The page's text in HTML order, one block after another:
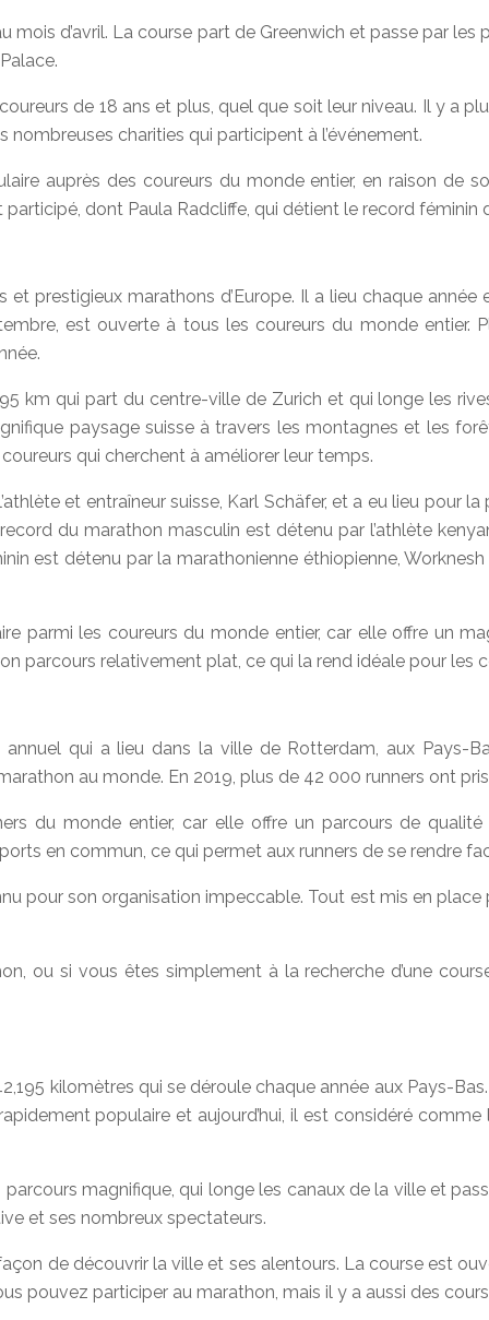
mois d’avril. La course part de Greenwich et passe par
de 18 ans et plus, quel que soit leur niveau. Il y a
nombreuses charities qui participent à l’événement.
auprès des coureurs du monde entier, en raison de
dont Paula Radcliffe, qui détient le record féminin
prestigieux marathons d’Europe. Il a lieu chaque
est ouverte à tous les coureurs du monde entier.
km qui part du centre-ville de Zurich et qui longe les
paysage suisse à travers les montagnes et les
qui cherchent à améliorer leur temps.
et entraîneur suisse, Karl Schäfer, et a eu lieu pour
du marathon masculin est détenu par l’athlète
est détenu par la marathonienne éthiopienne,
parmi les coureurs du monde entier, car elle offre un
parcours relativement plat, ce qui la rend idéale pour les
qui a lieu dans la ville de Rotterdam, aux Pays-
au monde. En 2019, plus de 42 000 runners ont
du monde entier, car elle offre un parcours de
en commun, ce qui permet aux runners de se rendre
pour son organisation impeccable. Tout est mis en
ou si vous êtes simplement à la recherche d’une
kilomètres qui se déroule chaque année aux Pays-
populaire et aujourd’hui, il est considéré
magnifique, qui longe les canaux de la ville et
et ses nombreux spectateurs.
de découvrir la ville et ses alentours. La course est
pouvez participer au marathon, mais il y a aussi des